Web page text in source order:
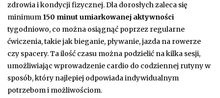
zdrowia i kondycji fizycznej. Dla dorosłych zaleca się
minimum 150 minut umiarkowanej aktywności
tygodniowo, co można osiągnąć poprzez regularne
ćwiczenia, takie jak bieganie, pływanie, jazda na rowerze
czy spacery. Ta ilość czasu można podzielić na kilka sesji,
umożliwiając wprowadzenie cardio do codziennej rutyny w
sposób, który najlepiej odpowiada indywidualnym
potrzebom i możliwościom.